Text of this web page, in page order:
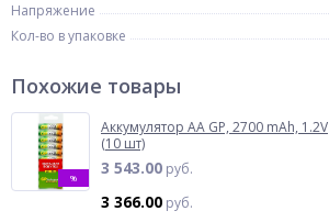
Напряжение
Кол-во в упаковке
Похожие товары
%
Аккумулятор AA GP, 2700 mAh, 1.2V
(10 шт)
3 543.00 руб.
3 366.00 руб.